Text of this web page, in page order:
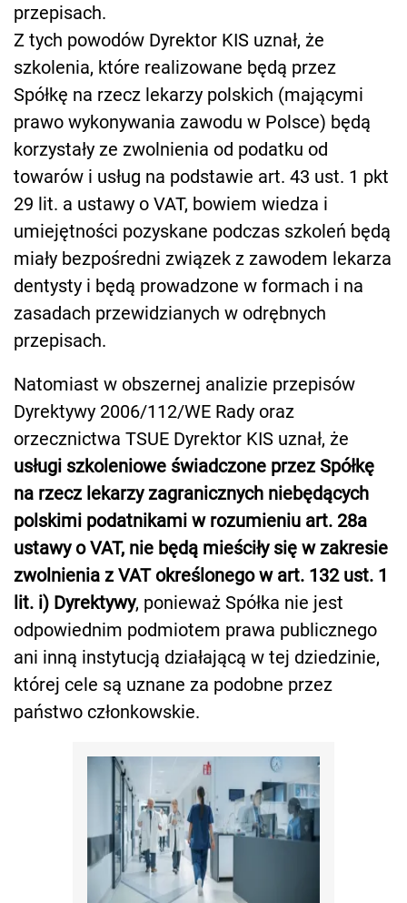
przepisach.
Z tych powodów Dyrektor KIS uznał, że
szkolenia, które realizowane będą przez
Spółkę na rzecz lekarzy polskich (mającymi
prawo wykonywania zawodu w Polsce) będą
korzystały ze zwolnienia od podatku od
towarów i usług na podstawie art. 43 ust. 1 pkt
29 lit. a ustawy o VAT, bowiem wiedza i
umiejętności pozyskane podczas szkoleń będą
miały bezpośredni związek z zawodem lekarza
dentysty i będą prowadzone w formach i na
zasadach przewidzianych w odrębnych
przepisach.
Natomiast w obszernej analizie przepisów
Dyrektywy 2006/112/WE Rady oraz
orzecznictwa TSUE Dyrektor KIS uznał, że
usługi szkoleniowe świadczone przez Spółkę
na rzecz lekarzy zagranicznych niebędących
polskimi podatnikami w rozumieniu art. 28a
ustawy o VAT, nie będą mieściły się w zakresie
zwolnienia z VAT określonego w art. 132 ust. 1
lit. i) Dyrektywy, ponieważ Spółka nie jest
odpowiednim podmiotem prawa publicznego
ani inną instytucją działającą w tej dziedzinie,
której cele są uznane za podobne przez
państwo członkowskie.